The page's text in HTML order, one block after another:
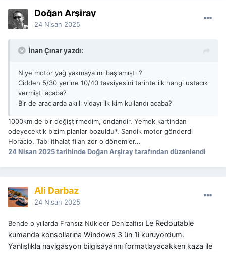
Doğan Arşiray
24 Nisan 2025
İnan Çınar yazdı:
Niye motor yağ yakmaya mı başlamıştı ?
Cidden 5/30 yerine 10/40 tavsiyesini tarihte ilk hangi ustacık
vermişti acaba?
Bir de araçlarda akıllı vidayı ilk kim kullandı acaba?
1000km de bir değiştirmedim, ondandir. Yemek kartindan
odeyecektik bizim planlar bozuldu*. Sandik motor gönderdi
Horacio. Tabi ithalat filan zor o dönemler...
24 Nisan 2025tarihinde Doğan Arşiray tarafından düzenlendi
Ali Darbaz
24 Nisan 2025
Bende o yıllarda Fransız Nükleer Denizaltısı Le Redoutable
kumanda konsollarına Windows 3 ün 1i kuruyordum.
Yanlışlıkla navigasyon bilgisayarını formatlayacakken kaza ile